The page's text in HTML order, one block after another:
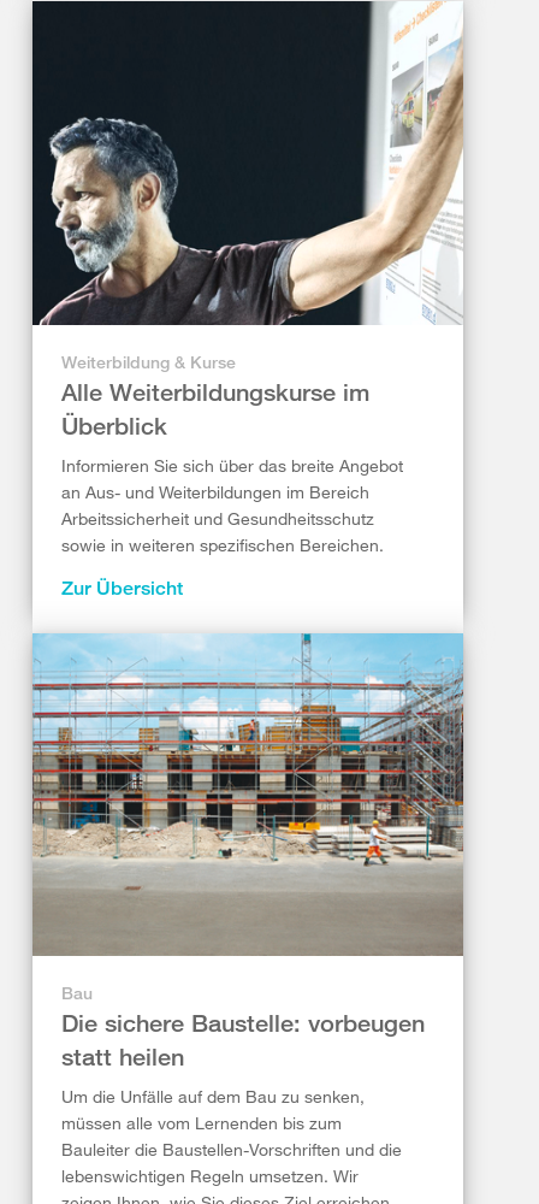
Weiterbildung & Kurse
Alle Weiterbildungskurse im
Überblick
Informieren Sie sich über das breite Angebot
an Aus- und Weiterbildungen im Bereich
Arbeitssicherheit und Gesundheitsschutz
sowie in weiteren spezifischen Bereichen.
Zur Übersicht
Bau
Die sichere Baustelle: vorbeugen
statt heilen
Um die Unfälle auf dem Bau zu senken,
müssen alle vom Lernenden bis zum
Bauleiter die Baustellen-Vorschriften und die
lebenswichtigen Regeln umsetzen. Wir